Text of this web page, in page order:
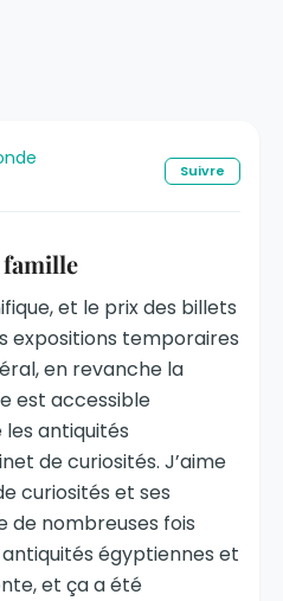
Suivre
famille
et le prix des billets
expositions temporaires
en revanche la
est accessible
antiquités
de curiosités. J’aime
curiosités et ses
de nombreuses fois
égyptiennes et
et ça a été